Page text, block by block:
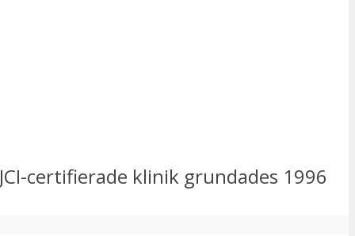
certifierade klinik grundades 1996